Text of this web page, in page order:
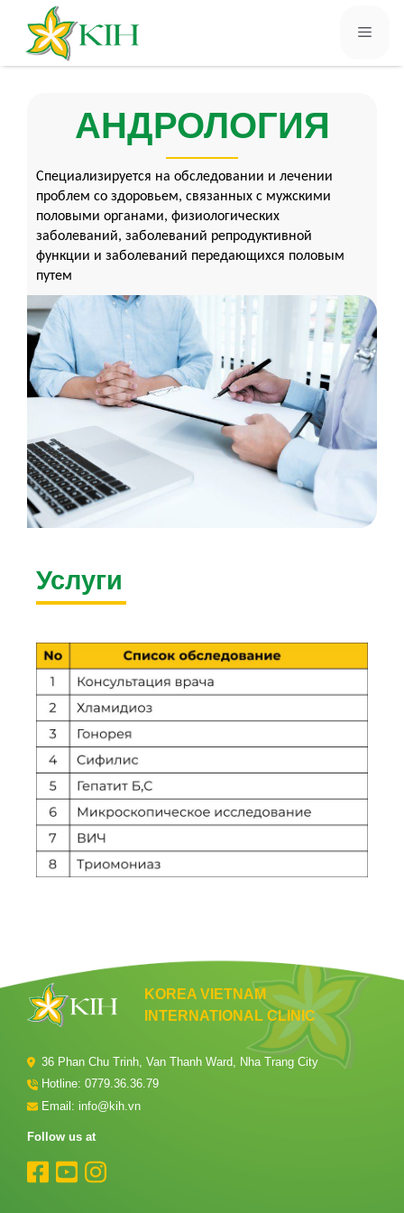
АНДРОЛОГИЯ
Специализируется на обследовании и лечении
проблем со здоровьем, связанных с мужскими
половыми органами, физиологических
заболеваний, заболеваний репродуктивной
функции и заболеваний передающихся половым
путем
Услуги
KOREA VIETNAM
INTERNATIONAL CLINIC
36 Phan Chu Trinh, Van Thanh Ward, Nha Trang City
Hotline: 0779.36.36.79
Email: info@kih.vn
Follow us at